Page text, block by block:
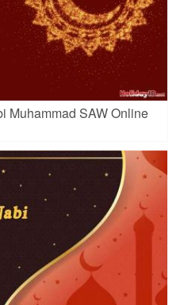
Muhammad SAW Online